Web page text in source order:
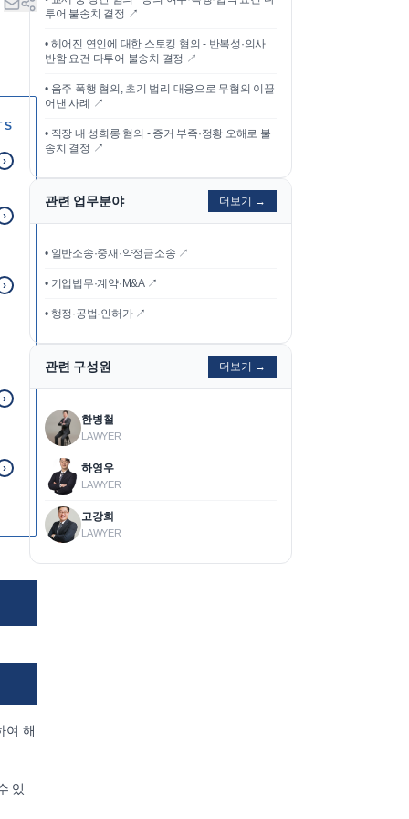
›
›
›
›
›
여 해
있
투어 불송치 결정 ↗
• 헤어진 연인에 대한 스토킹 혐의 - 반복성·의사
반함 요건 다투어 불송치 결정 ↗
• 음주 폭행 혐의, 초기 법리 대응으로 무혐의 이끌
어낸 사례
↗
• 직장 내 성희롱 혐의 - 증거 부족·정황 오해로 불
송치 결정 ↗
관련 업무분야 더보기 →
• 일반소송·중재·약정금소송 ↗
• 기업법무·계약·M&A ↗
• 행정·공법·인허가 ↗
관련 구성원 더보기 →
한병철
LAWYER
하영우
LAWYER
고강희
LAWYER